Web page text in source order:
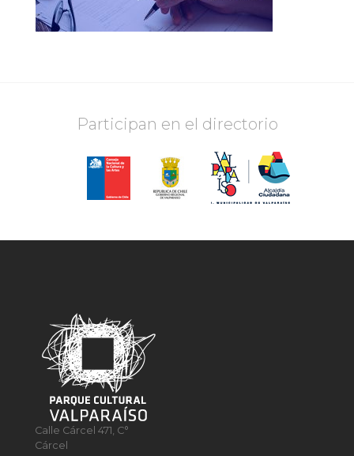
Participan en el directorio
Calle Cárcel 471, C°
Cárcel